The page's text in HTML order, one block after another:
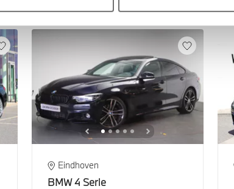
Eindhoven
BMW 4 Serie